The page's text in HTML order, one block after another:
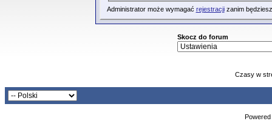
Administrator może wymagać rejestracjizanim
Skocz do forum
Czasy w